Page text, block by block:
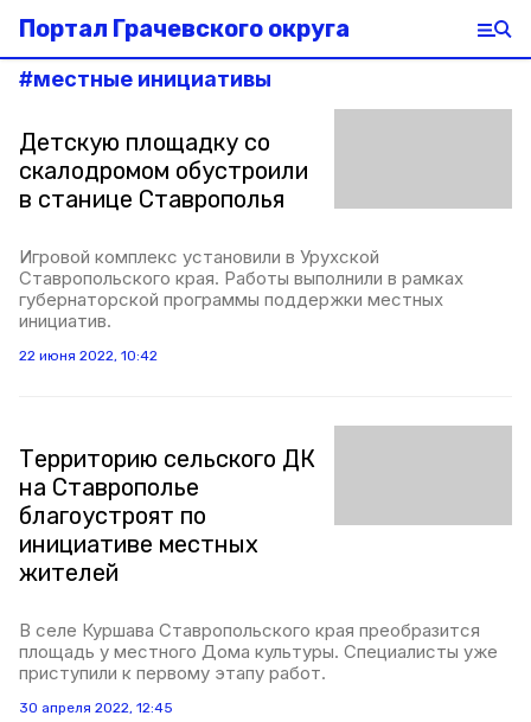
Портал Грачевского округа
#местные инициативы
Детскую площадку со
скалодромом обустроили
в станице Ставрополья
Игровой комплекс установили в Урухской
Ставропольского края. Работы выполнили в рамках
губернаторской программы поддержки местных
инициатив.
22 июня 2022, 10:42
Территорию сельского ДК
на Ставрополье
благоустроят по
инициативе местных
жителей
В селе Куршава Ставропольского края преобразится
площадь у местного Дома культуры. Специалисты уже
приступили к первому этапу работ.
30 апреля 2022, 12:45